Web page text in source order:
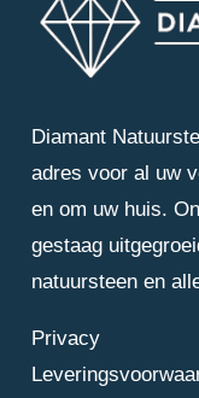
Diamant
adres voor al uw
en om uw huis.
gestaag
natuursteen en
Privacy